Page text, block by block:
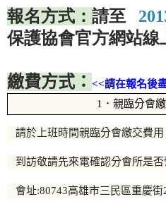
報名方式： 請至
保護協會官方網站線
繳費方式： <<請在報名後
1．親臨分會
請於上班時間親臨分會繳交費用
到訪敬請先來電確認分會所是否
會址:80743高雄市三民區重慶